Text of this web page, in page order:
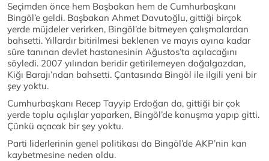
Seçimden önce hem Başbakan hem de Cumhurbaşkanı
Bingöl’e geldi. Başbakan Ahmet Davutoğlu, gittiği birçok
yerde müjdeler verirken, Bingöl’de bitmeyen çalışmalardan
bahsetti. Yıllardır bitirilmesi beklenen ve mayıs ayına kadar
süre tanınan devlet hastanesinin Ağustos’ta açılacağını
söyledi. 2007 yılından beridir getirilemeyen doğalgazdan,
Kiğı Barajı’ndan bahsetti. Çantasında Bingöl ile ilgili yeni bir
şey yoktu.
Cumhurbaşkanı Recep Tayyip Erdoğan da, gittiği bir çok
yerde toplu açılışlar yaparken, Bingöl’de konuşma yapıp gitti.
Çünkü açacak bir şey yoktu.
Parti liderlerinin genel politikası da Bingöl’de AKP’nin kan
kaybetmesine neden oldu.